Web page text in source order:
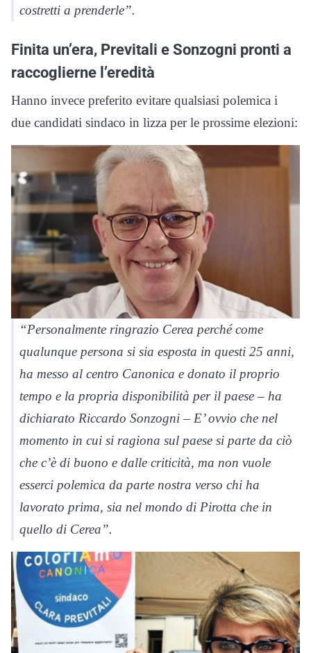
costretti a prenderle”.
Finita un’era, Previtali e Sonzogni pronti a
raccoglierne l’eredità
Hanno invece preferito evitare qualsiasi polemica i
due candidati sindaco in lizza per le prossime elezioni:
“Personalmente ringrazio Cerea perché come
qualunque persona si sia esposta in questi 25 anni,
ha messo al centro Canonica e donato il proprio
tempo e la propria disponibilità per il paese – ha
dichiarato Riccardo Sonzogni – E’ ovvio che nel
momento in cui si ragiona sul paese si parte da ciò
che c’è di buono e dalle criticità, ma non vuole
esserci polemica da parte nostra verso chi ha
lavorato prima, sia nel mondo di Pirotta che in
quello di Cerea”.